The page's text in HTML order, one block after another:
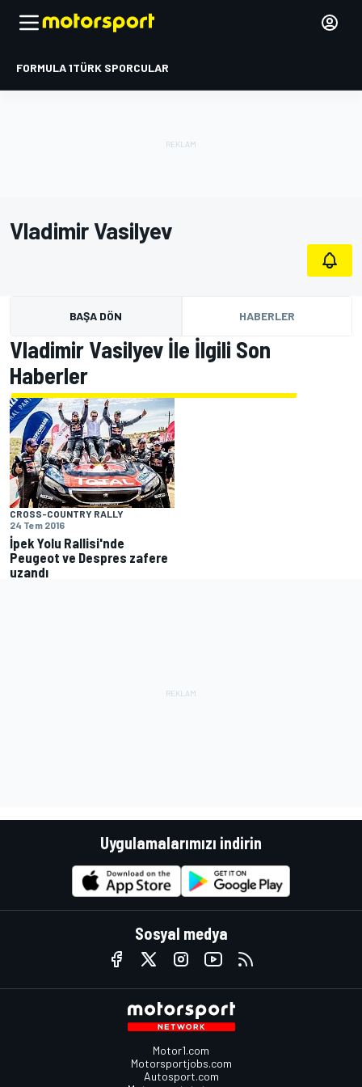
FORMULA 1TÜRK SPORCULAR
Vladimir Vasilyev
BAŞA DÖN HABERLER
Vladimir Vasilyev İle İlgili Son
Haberler
CROSS-COUNTRY RALLY
24 Tem 2016
İpek Yolu Rallisi'nde
Peugeot ve Despres zafere
uzandı
Uygulamalarımızı indirin
Sosyal medya
Motor1.com
Motorsportjobs.com
Autosport.com